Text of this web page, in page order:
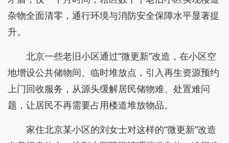
杂物全面清零，通行环境与消防安全保障水平显著提
升。
北京一些老旧小区通过“微更新”改造，在小区空
地增设公共储物间、临时堆放点，引入再生资源预约
上门回收服务，从源头缓解居民储物难、处置难问
题，让居民不再需要占用楼道堆放物品。
家住北京某小区的刘女士对这样的“微更新”改造